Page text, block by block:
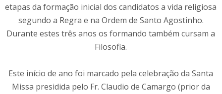
etapas da formação inicial dos candidatos a vida religiosa
segundo a Regra e na Ordem de Santo Agostinho.
Durante estes três anos os formando também cursam a
Filosofia.
Este início de ano foi marcado pela celebração da Santa
Missa presidida pelo Fr. Claudio de Camargo (prior da